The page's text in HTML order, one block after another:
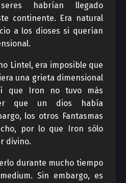
habrían llegado
continente. Era natural
a los dioses si querían
Lintel, era imposible que
una grieta dimensional
que Iron no tuvo más
que un dios había
los otros Fantasmas
por lo que Iron sólo
divino.
durante mucho tiempo
Sin embargo, es